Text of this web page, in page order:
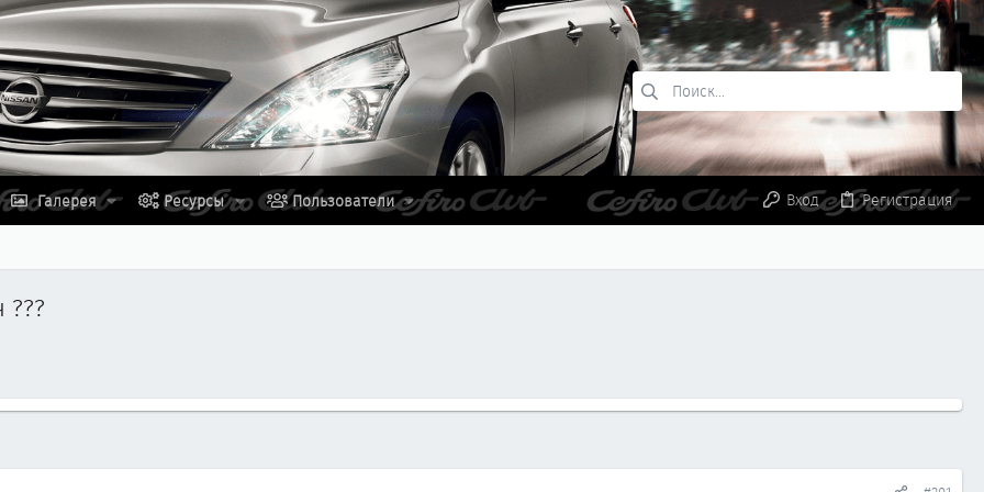
Галерея Ресурсы Пользователи Вход Регистрация